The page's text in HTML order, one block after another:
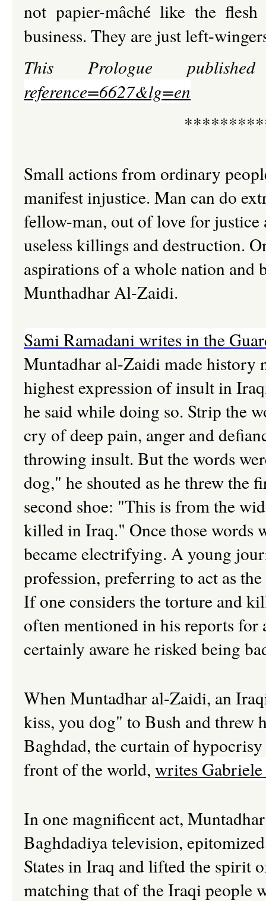
not papier-mâché like the
business. They are just left-
This Prologue
reference=6627&lg=en
Small actions from ordinary
manifest injustice. Man can do
fellow-man, out of love for
useless killings and destruction.
aspirations of a whole nation and
Munthadhar Al-Zaidi.
Sami Ramadani writes in the
Muntadhar al-Zaidi made history
highest expression of insult in
he said while doing so. Strip the
cry of deep pain, anger and
throwing insult. But the words
dog," he shouted as he threw the
second shoe: "This is from the
killed in Iraq." Once those words
became electrifying. A young
profession, preferring to act as
If one considers the torture and
often mentioned in his reports for
certainly aware he risked being
When Muntadhar al-Zaidi, an
kiss, you dog" to Bush and threw
Baghdad, the curtain of
front of the world, writes
In one magnificent act,
Baghdadiya television,
States in Iraq and lifted the spirit
matching that of the Iraqi people